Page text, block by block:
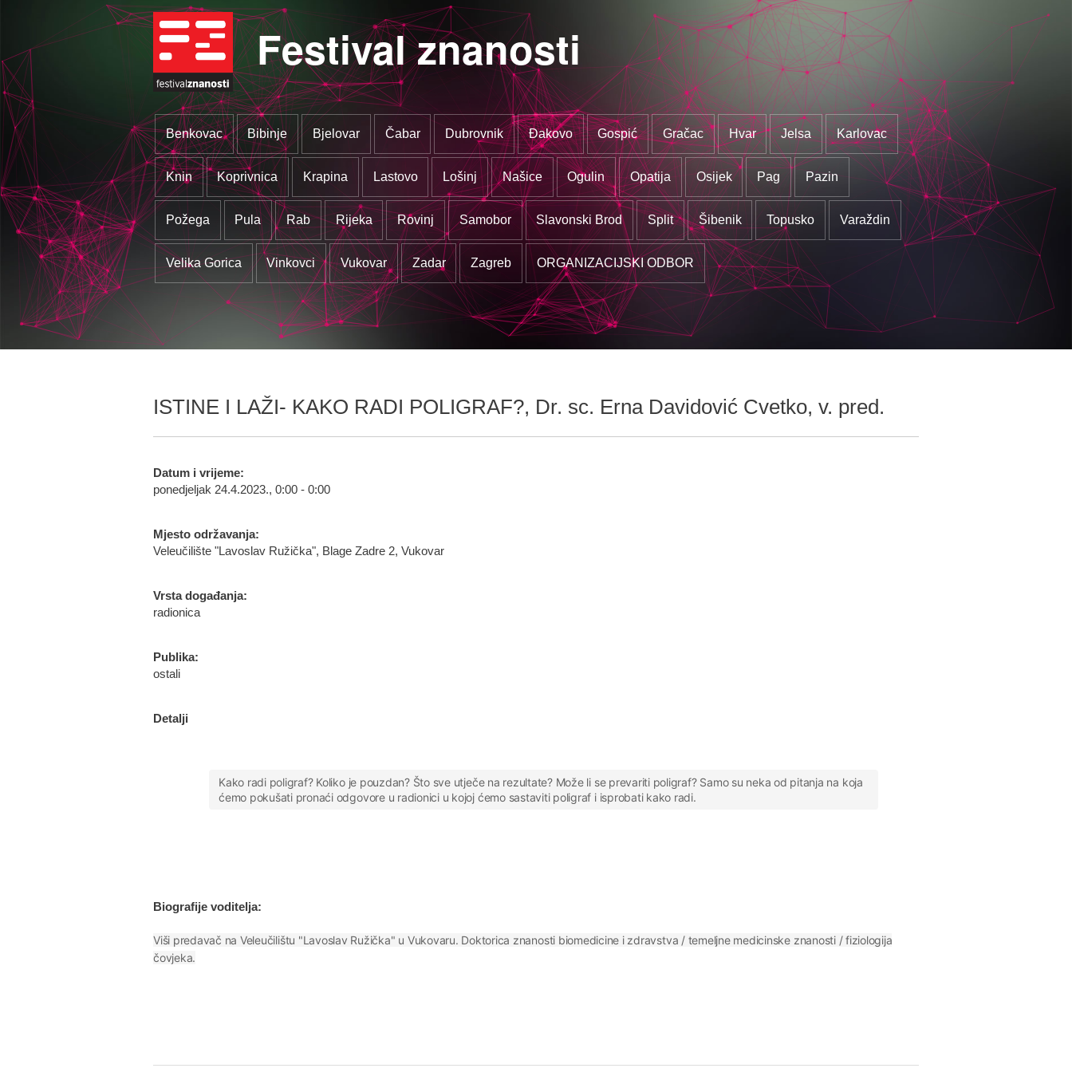
Festival znanosti
Benkovac Bibinje Bjelovar Čabar Dubrovnik Đakovo Gospić Gračac Hvar Jelsa Karlovac
Knin Koprivnica Krapina Lastovo Lošinj Našice Ogulin Opatija Osijek Pag Pazin
Požega Pula Rab Rijeka Rovinj Samobor Slavonski Brod Split Šibenik Topusko Varaždin
Velika Gorica Vinkovci Vukovar Zadar Zagreb ORGANIZACIJSKI ODBOR
ISTINE I LAŽI- KAKO RADI POLIGRAF?, Dr. sc. Erna Davidović Cvetko, v. pred.
Datum i vrijeme:
ponedjeljak 24.4.2023., 0:00 - 0:00
Mjesto održavanja:
Veleučilište "Lavoslav Ružička", Blage Zadre 2, Vukovar
Vrsta događanja:
radionica
Publika:
ostali
Detalji
Kako radi poligraf? Koliko je pouzdan? Što sve utječe na rezultate? Može li se prevariti poligraf? Samo su neka od pitanja na koja
ćemo pokušati pronaći odgovore u radionici u kojoj ćemo sastaviti poligraf i isprobati kako radi.
Biografije voditelja:
Viši predavač na Veleučilištu "Lavoslav Ružička" u Vukovaru. Doktorica znanosti biomedicine i zdravstva / temeljne medicinske znanosti / fiziologija
čovjeka.